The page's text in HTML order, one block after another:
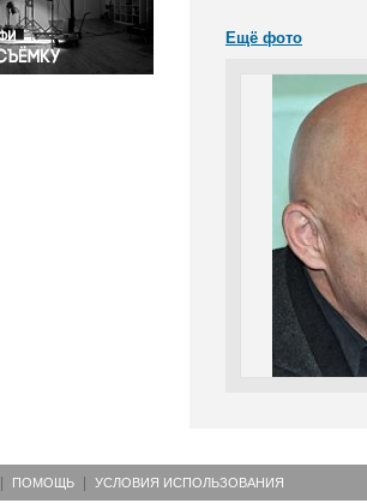
и бизнес
Ещё фото
ПОМОЩЬ УСЛОВИЯ ИСПОЛЬЗОВАНИЯ